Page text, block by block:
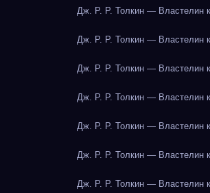
Дж. Р. Р. Толкин — Властелин
Дж. Р. Р. Толкин — Властелин
Дж. Р. Р. Толкин — Властелин
Дж. Р. Р. Толкин — Властелин
Дж. Р. Р. Толкин — Властелин
Дж. Р. Р. Толкин — Властелин
Дж. Р. Р. Толкин — Властелин